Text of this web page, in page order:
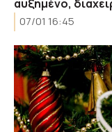
αυξημένο,
07/01 16:45